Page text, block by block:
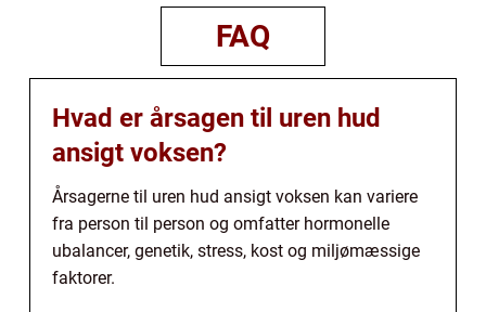
FAQ
Hvad er årsagen til uren hud
ansigt voksen?
Årsagerne til uren hud ansigt voksen kan variere
fra person til person og omfatter hormonelle
ubalancer, genetik, stress, kost og miljømæssige
faktorer.